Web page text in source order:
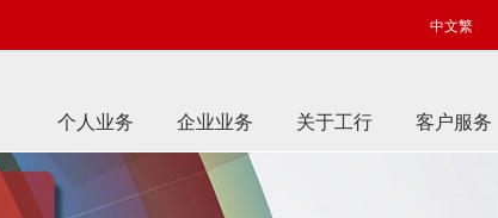
中文繁
个人业务 企业业务 关于工行 客户服务